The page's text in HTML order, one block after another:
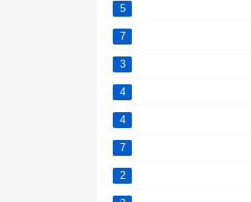
5
7
3
4
4
7
2